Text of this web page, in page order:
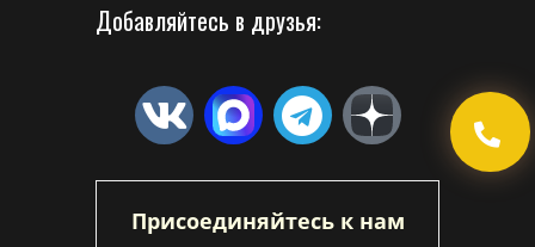
Добавляйтесь в друзья:
Присоединяйтесь к нам